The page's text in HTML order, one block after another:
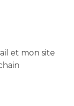
et mon site